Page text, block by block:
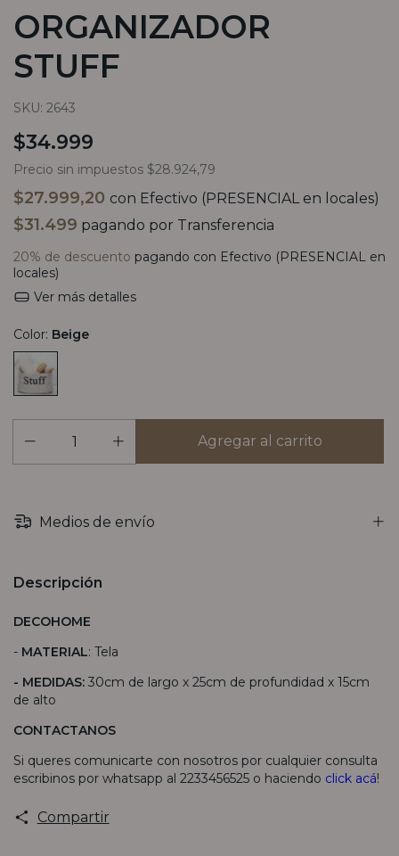
ORGANIZADOR
STUFF
SKU: 2643
$34.999
Precio sin impuestos $28.924,79
$27.999,20 con Efectivo (PRESENCIAL en locales)
$31.499 pagando por Transferencia
20% de descuento pagando con Efectivo (PRESENCIAL en
locales)
Ver más detalles
Color: Beige
Medios de envío
Descripción
DECOHOME
- MATERIAL: Tela
- MEDIDAS: 30cm de largo x 25cm de profundidad x 15cm
de alto
CONTACTANOS
Si queres comunicarte con nosotros por cualquier consulta
escribinos por whatsapp al 2233456525 o haciendo click acá!
Compartir